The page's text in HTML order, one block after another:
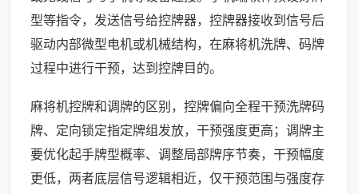
型等指令，发送信号给控牌器，控牌器接收到信号后
驱动内部微型电机或机械结构，在麻将机洗牌、码牌
过程中进行干预，达到控牌目的。
麻将机控牌和调牌的区别，控牌偏向全程干预洗牌码
牌、定向锁定指定牌组发放，干预强度更高；调牌主
要优化起手牌型概率、调整局部牌序节奏，干预幅度
更低，两者底层信号逻辑相近，仅干预范围与强度存